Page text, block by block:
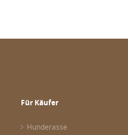
Für Käufer
Hunderasse